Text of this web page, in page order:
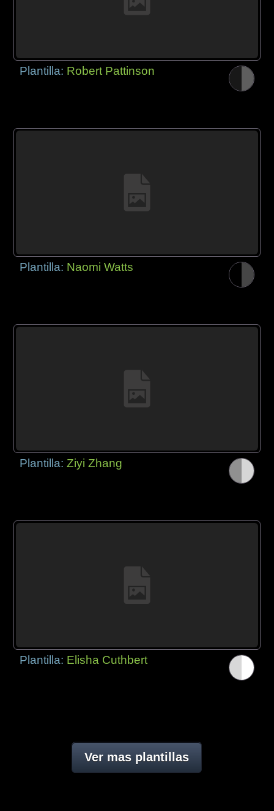
Plantilla: Robert Pattinson
Plantilla: Naomi Watts
Plantilla:Ziyi Zhang
Plantilla: Elisha Cuthbert
Ver mas plantillas